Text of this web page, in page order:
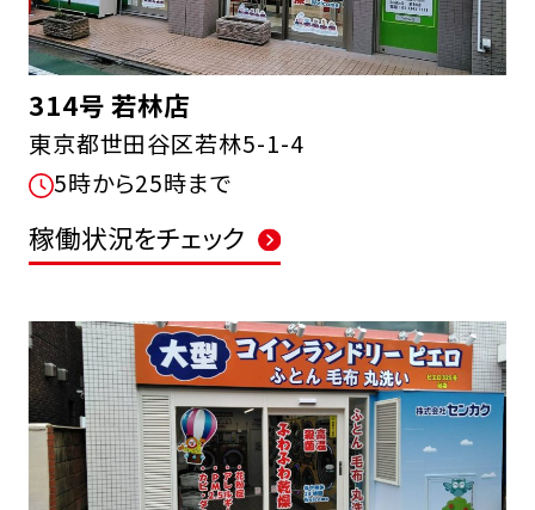
314号 若林店
東京都世田谷区若林5-1-4
5時から25時まで
稼働状況をチェック